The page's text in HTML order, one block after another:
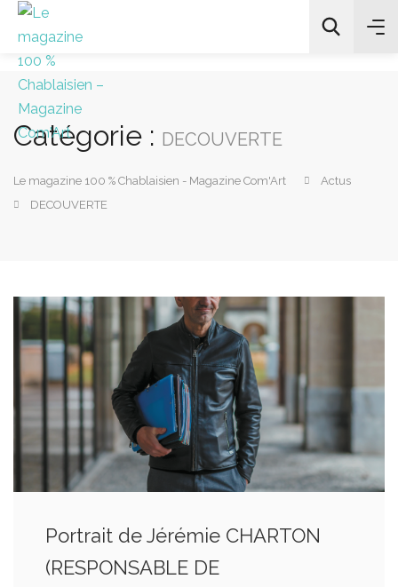
All Categories
Chercher
Catégorie : DECOUVERTE
Le magazine 100 % Chablaisien - Magazine Com'Art
Actus
DECOUVERTE
Portrait de Jérémie CHARTON
(RESPONSABLE DE